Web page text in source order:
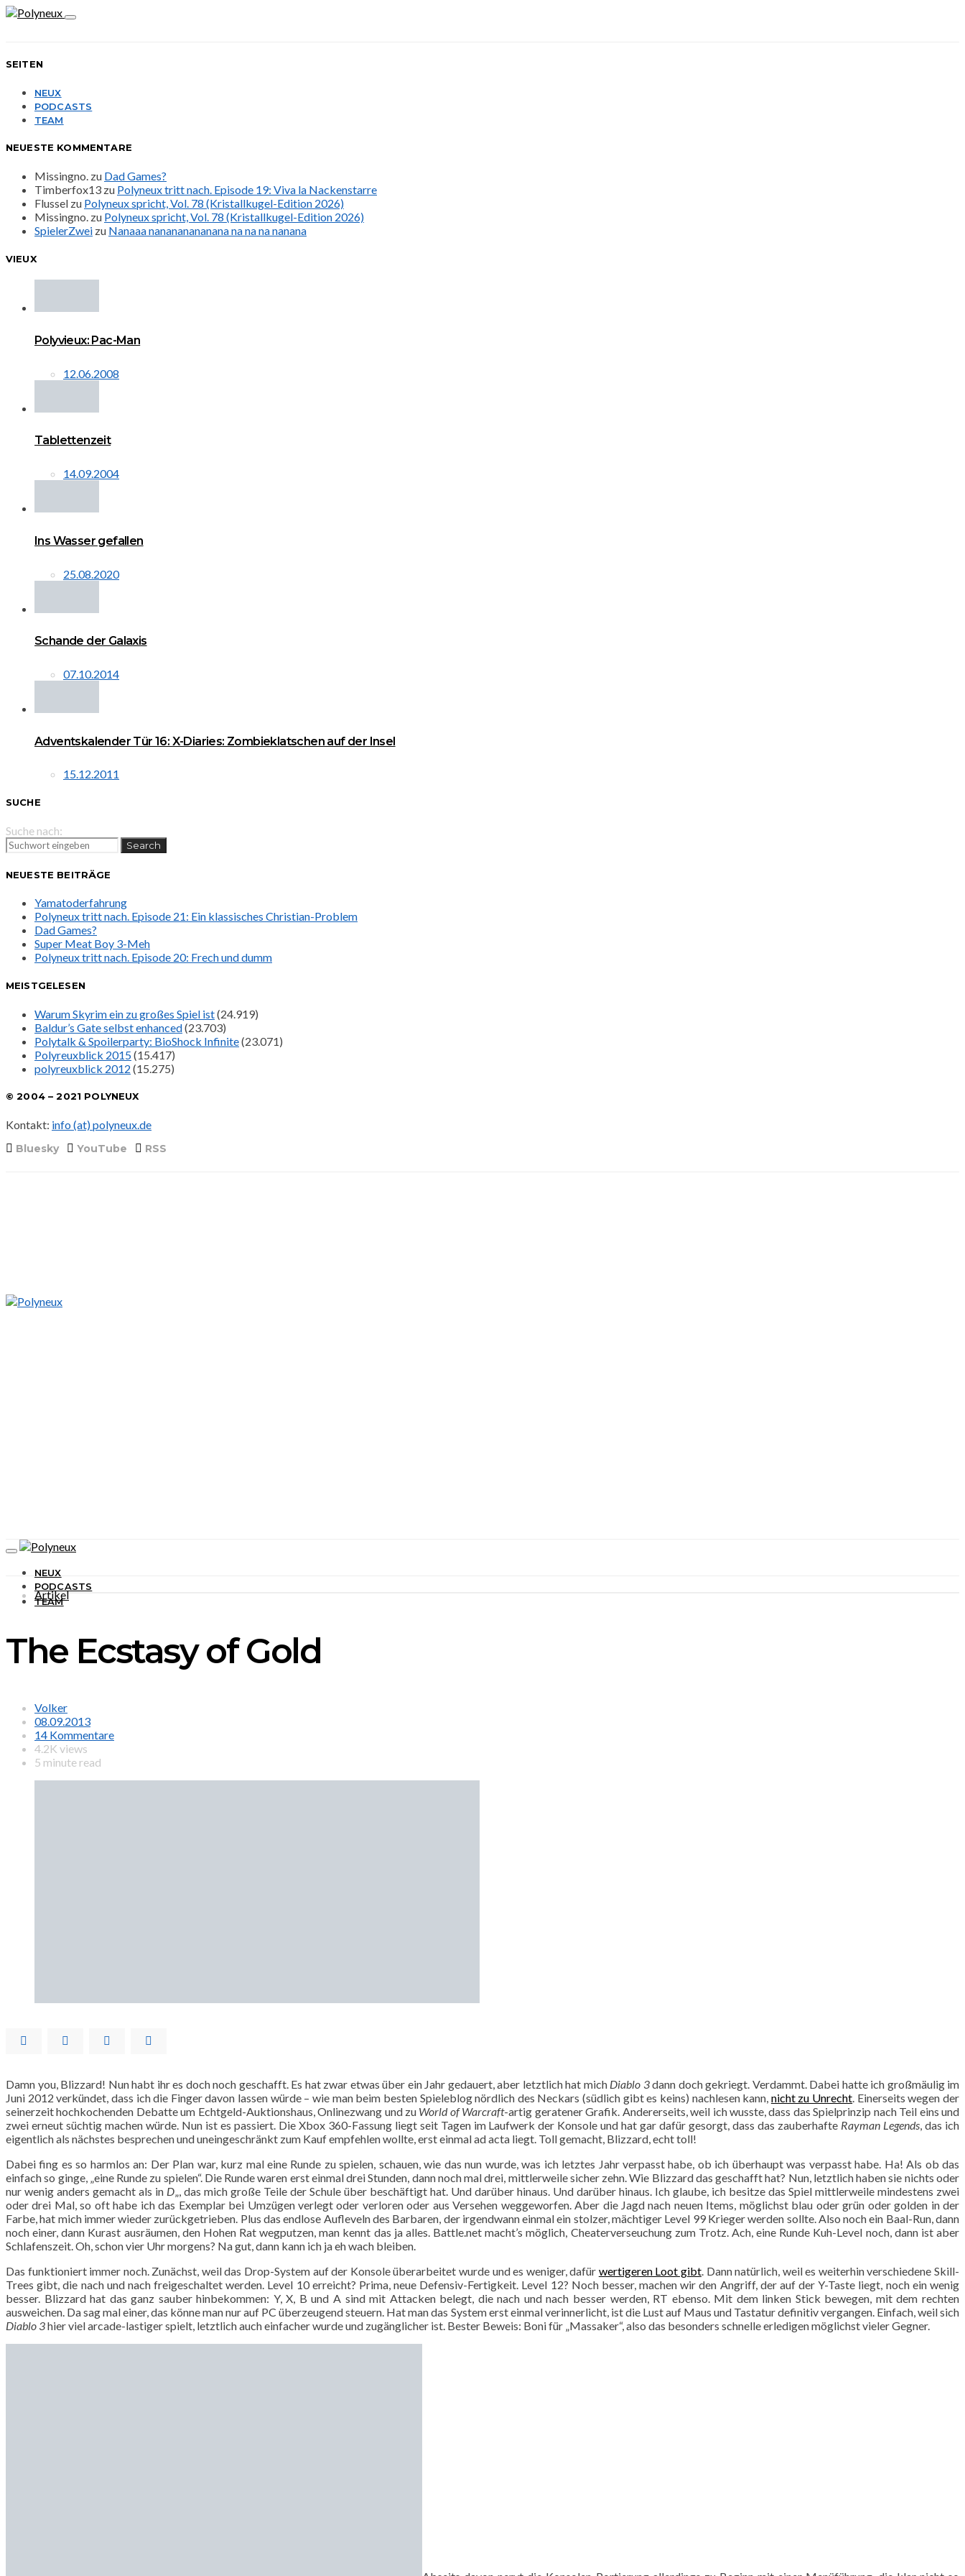
SEITEN
NEUX
PODCASTS
TEAM
NEUESTE KOMMENTARE
Missingno. zu Dad Games?
Timberfox13 zu Polyneux tritt nach. Episode 19: Viva la Nackenstarre
Flussel zu Polyneux spricht, Vol. 78 (Kristallkugel-Edition 2026)
Missingno. zu Polyneux spricht, Vol. 78 (Kristallkugel-Edition 2026)
SpielerZwei zu Nanaaa nanananananana na na na nanana
VIEUX
Polyvieux: Pac-Man
12.06.2008
Tablettenzeit
14.09.2004
Ins Wasser gefallen
25.08.2020
Schande der Galaxis
07.10.2014
Adventskalender Tür 16: X-Diaries: Zombieklatschen auf der Insel
15.12.2011
SUCHE
Suche nach:
Search
NEUESTE BEITRÄGE
Yamatoderfahrung
Polyneux tritt nach. Episode 21: Ein klassisches Christian-Problem
Dad Games?
Super Meat Boy 3-Meh
Polyneux tritt nach. Episode 20: Frech und dumm
MEISTGELESEN
Warum Skyrim ein zu großes Spiel ist(24.919)
Baldur’s Gate selbst enhanced(23.703)
Polytalk & Spoilerparty: BioShock Infinite(23.071)
Polyreuxblick 2015(15.417)
polyreuxblick 2012 (15.275)
© 2004 – 2021 POLYNEUX
Kontakt: info (at) polyneux.de
Bluesky YouTube RSS
NEUX
PODCASTS
TEAM
Artikel
The Ecstasy of Gold
Volker
08.09.2013
14 Kommentare
4.2K views
5 minute read
Damn you, Blizzard! Nun habt ihr es doch noch geschafft. Es hat zwar etwas über ein Jahr gedauert, aber letztlich hat mich Diablo 3dann doch gekriegt. Verdammt. Dabei hatte ich großmäulig im
Juni 2012 verkündet, dass ich die Finger davon lassen würde – wie man beim besten Spieleblog nördlich des Neckars (südlich gibt es keins) nachlesen kann, nicht zu Unrecht . Einerseits wegen der
seinerzeit hochkochenden Debatte um Echtgeld-Auktionshaus, Onlinezwang und zu World of Warcraft-artig geratener Grafik. Andererseits, weil ich wusste, dass das Spielprinzip nach Teil eins und
zwei erneut süchtig machen würde. Nun ist es passiert. Die Xbox 360-Fassung liegt seit Tagen im Laufwerk der Konsole und hat gar dafür gesorgt, dass das zauberhafte Rayman Legends , das ich
eigentlich als nächstes besprechen und uneingeschränkt zum Kauf empfehlen wollte, erst einmal ad acta liegt. Toll gemacht, Blizzard, echt toll!
Dabei fing es so harmlos an: Der Plan war, kurz mal eine Runde zu spielen, schauen, wie das nun wurde, was ich letztes Jahr verpasst habe, ob ich überhaupt was verpasst habe. Ha! Als ob das
einfach so ginge, „eine Runde zu spielen“. Die Runde waren erst einmal drei Stunden, dann noch mal drei, mittlerweile sicher zehn. Wie Blizzard das geschafft hat? Nun, letztlich haben sie nichts oder
nur wenig anders gemacht als in D „, das mich große Teile der Schule über beschäftigt hat. Und darüber hinaus. Und darüber hinaus. Ich glaube, ich besitze das Spiel mittlerweile mindestens zwei
oder drei Mal, so oft habe ich das Exemplar bei Umzügen verlegt oder verloren oder aus Versehen weggeworfen. Aber die Jagd nach neuen Items, möglichst blau oder grün oder golden in der
Farbe, hat mich immer wieder zurückgetrieben. Plus das endlose Aufleveln des Barbaren, der irgendwann einmal ein stolzer, mächtiger Level 99 Krieger werden sollte. Also noch ein Baal-Run, dann
noch einer, dann Kurast ausräumen, den Hohen Rat wegputzen, man kennt das ja alles. Battle.net macht’s möglich, Cheaterverseuchung zum Trotz. Ach, eine Runde Kuh-Level noch, dann ist aber
Schlafenszeit. Oh, schon vier Uhr morgens? Na gut, dann kann ich ja eh wach bleiben.
Das funktioniert immer noch. Zunächst, weil das Drop-System auf der Konsole überarbeitet wurde und es weniger, dafür wertigeren Loot gibt. Dann natürlich, weil es weiterhin verschiedene Skill-
Trees gibt, die nach und nach freigeschaltet werden. Level 10 erreicht? Prima, neue Defensiv-Fertigkeit. Level 12? Noch besser, machen wir den Angriff, der auf der Y-Taste liegt, noch ein wenig
besser. Blizzard hat das ganz sauber hinbekommen: Y, X, B und A sind mit Attacken belegt, die nach und nach besser werden, RT ebenso. Mit dem linken Stick bewegen, mit dem rechten
ausweichen. Da sag mal einer, das könne man nur auf PC überzeugend steuern. Hat man das System erst einmal verinnerlicht, ist die Lust auf Maus und Tastatur definitiv vergangen. Einfach, weil sich
Diablo 3hier viel arcade-lastiger spielt, letztlich auch einfacher wurde und zugänglicher ist. Bester Beweis: Boni für „Massaker“, also das besonders schnelle erledigen möglichst vieler Gegner.